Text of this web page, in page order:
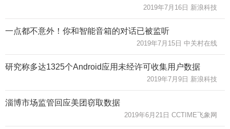
2019年7月16日 新浪科技
一点都不意外！你和智能音箱的对话已被监听
2019年7月15日 中关村在线
研究称多达1325个Android应用未经许可收集用户数据
2019年7月9日 新浪科技
淄博市场监管回应美团窃取数据
2019年6月21日 CCTIME飞象网